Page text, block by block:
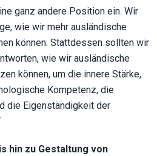
ganz andere Position ein. Wir
wie wir mehr ausländische
können. Stattdessen sollten wir
wie wir ausländische
können, um die innere Stärke,
Kompetenz, die
die Eigenständigkeit der
hin zu Gestaltung von